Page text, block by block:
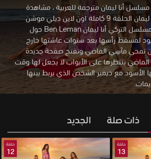
9 من مسلسل أنا ليمان مترجمة للعربية ، مشاهدة
وتحميل مسلسل انا ليمان الحلقة 9 كاملة اون لاين ديلي موشن
وتدور قصة المسلسل التركي أنا ليمان Ben Leman حول
لمسقط رأسها بعد سنوات عاشتها خارج
تمحى مآسي الماضي وتفتح صفحة جديدة
الماضي ينتظرها على الأبواب لا يجعل لها وقت
الأسود مع ديمير الشخص الذي يربط بينها
ذات صلة الجديد
حلقة
13
حلقة
12